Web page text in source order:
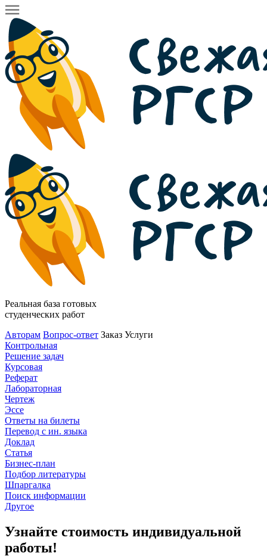
Реальная база готовых
студенческих работ
Авторам Вопрос-ответ Заказ Услуги
Контрольная
Решение задач
Курсовая
Реферат
Лабораторная
Чертеж
Эссе
Ответы на билеты
Перевод с ин. языка
Доклад
Статья
Бизнес-план
Подбор литературы
Шпаргалка
Поиск информации
Другое
Узнайте стоимость индивидуальной
работы!